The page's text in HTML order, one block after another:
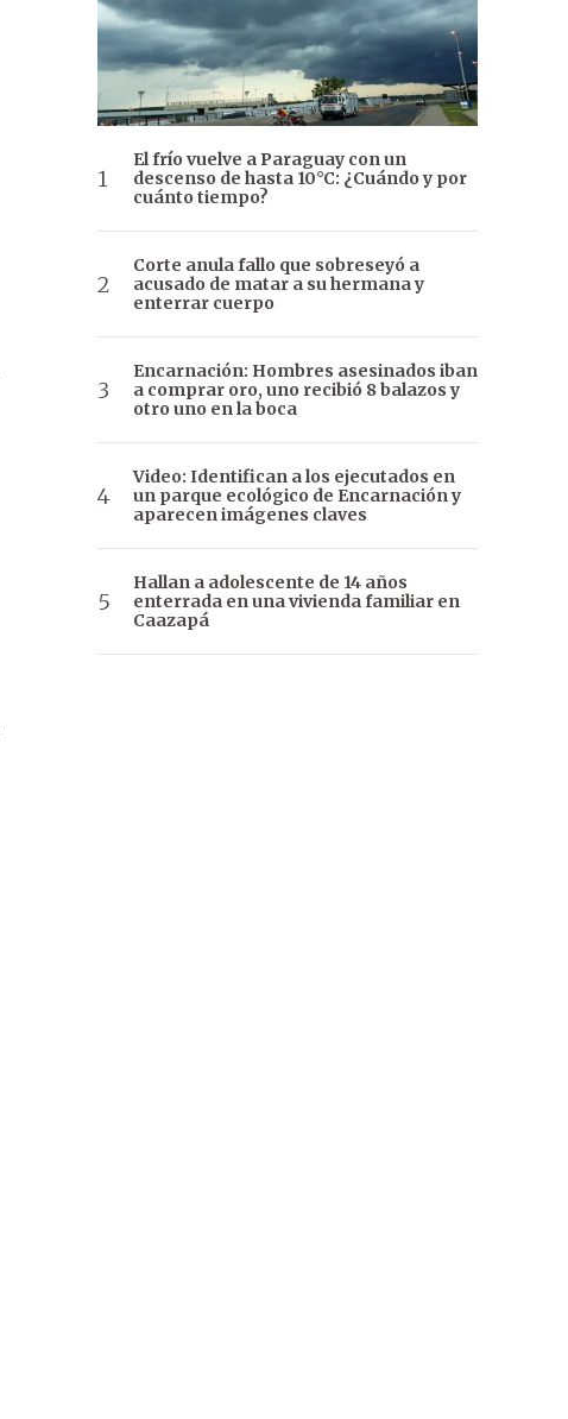
El frío vuelve a Paraguay con un
descenso de hasta 10°C: ¿Cuándo y por
cuánto tiempo?
Corte anula fallo que sobreseyó a
acusado de matar a su hermana y
enterrar cuerpo
Encarnación: Hombres asesinados iban
a comprar oro, uno recibió 8 balazos y
otro uno en la boca
Video: Identifican a los ejecutados en
un parque ecológico de Encarnación y
aparecen imágenes claves
Hallan a adolescente de 14 años
enterrada en una vivienda familiar en
Caazapá